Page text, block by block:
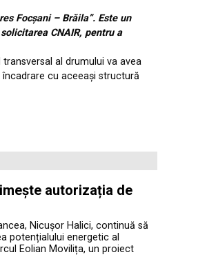
Focșani – Brăila”. Este un
CNAIR, pentru a
al drumului va avea
cu aceeași structură
autorizația de
Nicușor Halici, continuă să
potențialului energetic al
Eolian Movilița, un proiect